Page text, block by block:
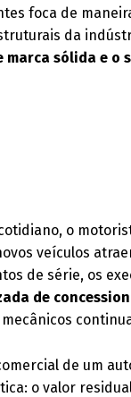
foca de
da
marca sólida e o
o
veículos
de série, os
de
de um
o valor